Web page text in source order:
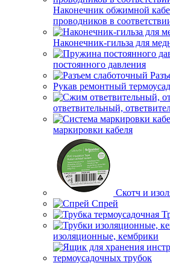
Наконечник обжимной
проводников в
Наконечник-гильза для
постоянного давления
Рукав ремонтный
ответвительный,
маркировки кабеля
Скотч и
Спрей
изоляционные, кембрики